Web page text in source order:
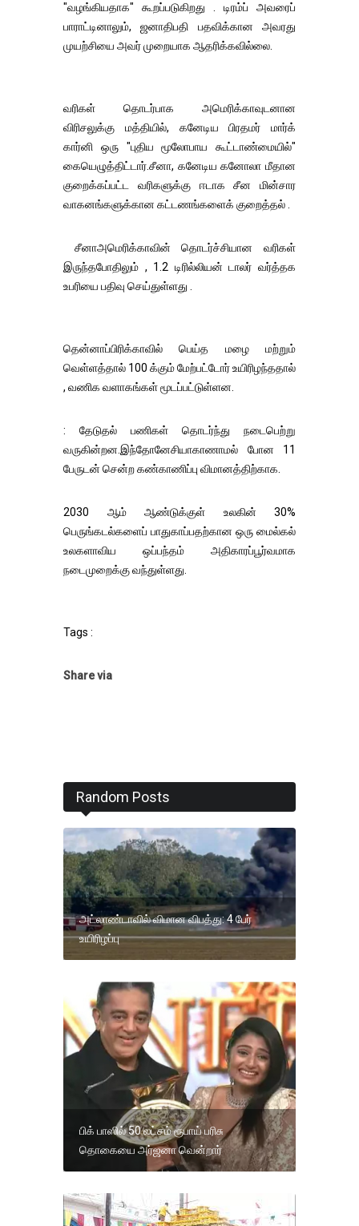
"வழங்கியதாக" கூறப்படுகிறது . டிரம்ப் அவரைப்
பாராட்டினாலும், ஜனாதிபதி பதவிக்கான அவரது
முயற்சியை அவர் முறையாக ஆதரிக்கவில்லை.
வரிகள் தொடர்பாக அமெரிக்காவுடனான
விரிசலுக்கு மத்தியில், கனேடிய பிரதமர் மார்க்
கார்னி ஒரு "புதிய மூலோபாய கூட்டாண்மையில்"
கையெழுத்திட்டார்.சீனா, கனேடிய கனோலா மீதான
குறைக்கப்பட்ட வரிகளுக்கு ஈடாக சீன மின்சார
வாகனங்களுக்கான கட்டணங்களைக் குறைத்தல் .
சீனாஅமெரிக்காவின் தொடர்ச்சியான வரிகள்
இருந்தபோதிலும் , 1.2 டிரில்லியன் டாலர் வர்த்தக
உபரியை பதிவு செய்துள்ளது .
தென்னாப்பிரிக்காவில் பெய்த மழை மற்றும்
வெள்ளத்தால் 100 க்கும் மேற்பட்டோர் உயிரிழந்ததால்
, வணிக வளாகங்கள் மூடப்பட்டுள்ளன.
: தேடுதல் பணிகள் தொடர்ந்து நடைபெற்று
வருகின்றன.இந்தோனேசியாகாணாமல் போன 11
பேருடன் சென்ற கண்காணிப்பு விமானத்திற்காக.
2030 ஆம் ஆண்டுக்குள் உலகின் 30%
பெருங்கடல்களைப் பாதுகாப்பதற்கான ஒரு மைல்கல்
உலகளாவிய ஒப்பந்தம் அதிகாரப்பூர்வமாக
நடைமுறைக்கு வந்துள்ளது.
Tags :
Share via
Random Posts
அட்லாண்டாவில் விமான விபத்து: 4 பேர்
உயிரிழப்பு
பிக் பாஸில் 50 லட்சம் ரூபாய் பரிசு
தொகையை அர்ஜனா வென்றார்